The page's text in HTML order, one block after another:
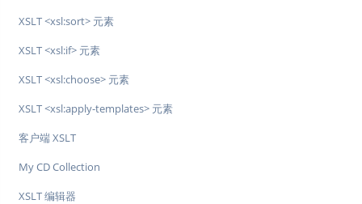
XSLT <xsl:sort> 元素
XSLT <xsl:if> 元素
XSLT <xsl:choose> 元素
XSLT <xsl:apply-templates> 元素
客户端 XSLT
My CD Collection
XSLT 编辑器